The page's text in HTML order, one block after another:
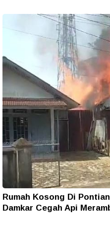
Rumah Kosong Di
Damkar Cegah Api